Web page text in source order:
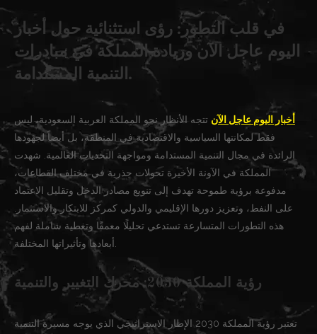
في قلب التطور: رؤى استثنائية حول أخبار
اليوم عاجل الآن وريادة المملكة في مبادرات
التنمية المستدامة.
أخبار اليوم عاجل الآن تتجه الأنظار نحو المملكة العربية السعودية، ليس
فقط لمكانتها السياسية والاقتصادية في المنطقة، بل أيضاً لجهودها
الرائدة في مجال التنمية المستدامة ومواجهة التحديات العالمية. شهدت
المملكة في الآونة الأخيرة تحولات جذرية في مختلف القطاعات،
مدفوعة برؤية طموحة تهدف إلى تنويع مصادر الدخل وتقليل الاعتماد
على النفط، وتعزيز دورها الإقليمي والدولي كمركز للابتكار والاستثمار.
هذه التطورات المتسارعة تستدعي تحليلًا معمقًا وتغطية شاملة لفهم
رؤية المملكة 2030: محرك التغيير والتنمية
تعتبر رؤية المملكة 2030 الإطار الاستراتيجي الذي يوجه مسيرة التنمية